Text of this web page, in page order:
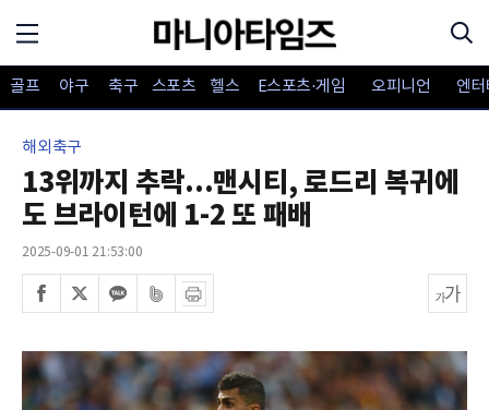
골프 야구 축구 스포츠 헬스 E스포츠·게임 오피니언 엔
해외축구
13위까지 추락...맨시티, 로드리 복귀에
도 브라이턴에 1-2 또 패배
2025-09-01 21:53:00